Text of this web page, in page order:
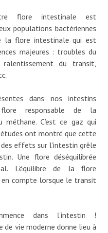
flore intestinale est
populations bactériennes
la flore intestinale qui est
majeures : troubles du
du transit,
dans nos intestins
responsable de la
méthane. C’est ce gaz qui
ont montré que cette
effets sur l’intestin grêle
Une flore déséquilibrée
L’équilibre de la flore
compte lorsque le transit
dans l’intestin !
de vie moderne donne lieu à